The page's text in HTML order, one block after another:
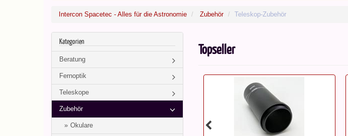
Intercon Spacetec - Alles für die Astronomie Zubehör Teleskop-Zubehör
Kategorien
Beratung
Fernoptik
Teleskope
Zubehör
Okulare
Topseller